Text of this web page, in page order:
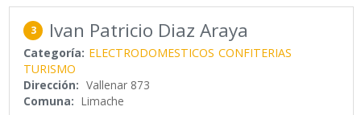
3 Ivan Patricio Diaz Araya
Categoría: ELECTRODOMESTICOS CONFITERIAS
TURISMO
Dirección: Vallenar 873
Comuna: Limache